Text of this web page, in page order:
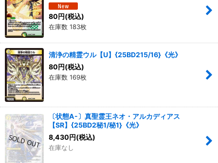
80円(税込)
在庫数 183枚
清浄の精霊ウル【U】{25BD215/16}《光》
80円(税込)
在庫数 169枚
〔状態A-〕真聖霊王ネオ・アルカディアス
【SR】{25BD2秘1/秘1}《光》
8,430円(税込)
在庫なし